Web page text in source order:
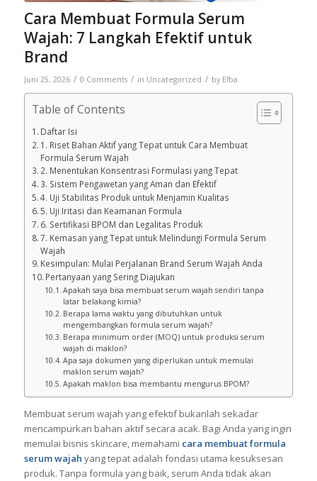
Cara Membuat Formula Serum
Wajah: 7 Langkah Efektif untuk
Brand
Juni 25, 2026 / 0 Comments / in Uncategorized / by Efba
Table of Contents
Daftar Isi
1. Riset Bahan Aktif yang Tepat untuk Cara Membuat
Formula Serum Wajah
2. Menentukan Konsentrasi Formulasi yang Tepat
3. Sistem Pengawetan yang Aman dan Efektif
4. Uji Stabilitas Produk untuk Menjamin Kualitas
5. Uji Iritasi dan Keamanan Formula
6. Sertifikasi BPOM dan Legalitas Produk
7. Kemasan yang Tepat untuk Melindungi Formula Serum
Wajah
Kesimpulan: Mulai Perjalanan Brand Serum Wajah Anda
Pertanyaan yang Sering Diajukan
Apakah saya bisa membuat serum wajah sendiri tanpa
latar belakang kimia?
Berapa lama waktu yang dibutuhkan untuk
mengembangkan formula serum wajah?
Berapa minimum order (MOQ) untuk produksi serum
wajah di maklon?
Apa saja dokumen yang diperlukan untuk memulai
maklon serum wajah?
Apakah maklon bisa membantu mengurus BPOM?
Membuat serum wajah yang efektif bukanlah sekadar
mencampurkan bahan aktif secara acak. Bagi Anda yang ingin
memulai bisnis skincare, memahami cara membuat formula
serum wajah yang tepat adalah fondasi utama kesuksesan
produk. Tanpa formula yang baik, serum Anda tidak akan